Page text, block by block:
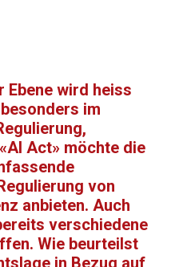
wird heiss
im
Act» möchte die
von
anbieten. Auch
verschiedene
Wie beurteilst
in Bezug auf